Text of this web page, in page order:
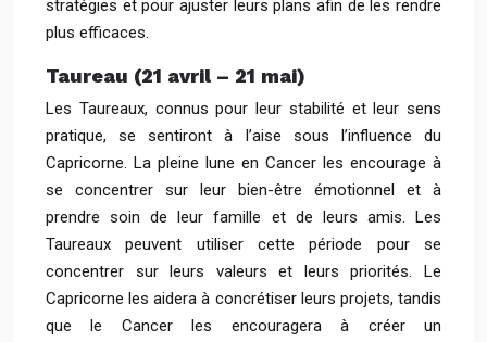
stratégies et pour ajuster leurs plans afin de les rendre
plus efficaces.
Taureau (21 avril – 21 mai)
Les Taureaux, connus pour leur stabilité et leur sens
pratique, se sentiront à l’aise sous l’influence du
Capricorne. La pleine lune en Cancer les encourage à
se concentrer sur leur bien-être émotionnel et à
prendre soin de leur famille et de leurs amis. Les
Taureaux peuvent utiliser cette période pour se
concentrer sur leurs valeurs et leurs priorités. Le
Capricorne les aidera à concrétiser leurs projets, tandis
que le Cancer les encouragera à créer un